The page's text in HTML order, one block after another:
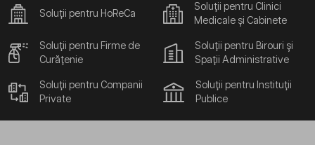
Soluții pentru HoReCa
Soluții pentru Clinici
Medicale și Cabinete
Soluții pentru Firme de
Curățenie
Soluții pentru Birouri și
Spații Administrative
Soluții pentru Companii
Private
Soluții pentru Instituții
Publice